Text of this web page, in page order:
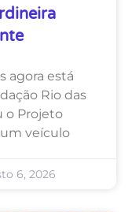
agora está
Rio das
o Projeto
veículo
6, 2026